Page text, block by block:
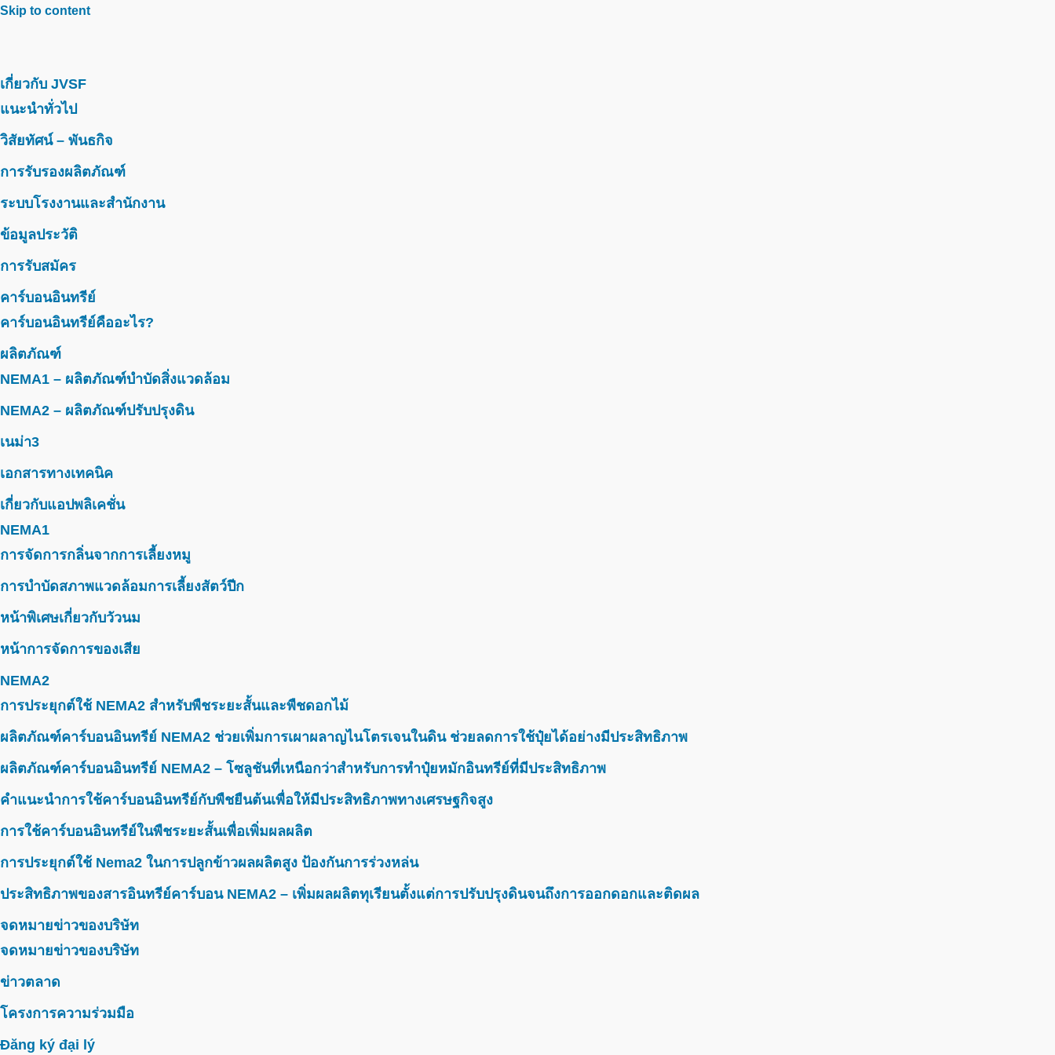
Skip to content
เกี่ยวกับ JVSF
แนะนำทั่วไป
วิสัยทัศน์ – พันธกิจ
การรับรองผลิตภัณฑ์
ระบบโรงงานและสำนักงาน
ข้อมูลประวัติ
การรับสมัคร
คาร์บอนอินทรีย์
คาร์บอนอินทรีย์คืออะไร?
ผลิตภัณฑ์
NEMA1 – ผลิตภัณฑ์บำบัดสิ่งแวดล้อม
NEMA2 – ผลิตภัณฑ์ปรับปรุงดิน
เนม่า3
เอกสารทางเทคนิค
เกี่ยวกับแอปพลิเคชั่น
NEMA1
การจัดการกลิ่นจากการเลี้ยงหมู
การบำบัดสภาพแวดล้อมการเลี้ยงสัตว์ปีก
หน้าพิเศษเกี่ยวกับวัวนม
หน้าการจัดการของเสีย
NEMA2
การประยุกต์ใช้ NEMA2 สำหรับพืชระยะสั้นและพืชดอกไม้
ผลิตภัณฑ์คาร์บอนอินทรีย์ NEMA2 ช่วยเพิ่มการเผาผลาญไนโตรเจนในดิน ช่วยลดการใช้ปุ๋ยได้อย่างมีประสิทธิภาพ
ผลิตภัณฑ์คาร์บอนอินทรีย์ NEMA2 – โซลูชันที่เหนือกว่าสำหรับการทำปุ๋ยหมักอินทรีย์ที่มีประสิทธิภาพ
คำแนะนำการใช้คาร์บอนอินทรีย์กับพืชยืนต้นเพื่อให้มีประสิทธิภาพทางเศรษฐกิจสูง
การใช้คาร์บอนอินทรีย์ในพืชระยะสั้นเพื่อเพิ่มผลผลิต
การประยุกต์ใช้ Nema2 ในการปลูกข้าวผลผลิตสูง ป้องกันการร่วงหล่น
ประสิทธิภาพของสารอินทรีย์คาร์บอน NEMA2 – เพิ่มผลผลิตทุเรียนตั้งแต่การปรับปรุงดินจนถึงการออกดอกและติดผล
จดหมายข่าวของบริษัท
จดหมายข่าวของบริษัท
ข่าวตลาด
โครงการความร่วมมือ
Đăng ký đại lý